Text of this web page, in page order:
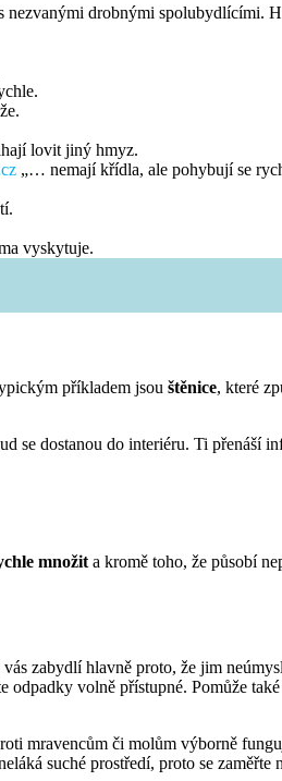
nezvanými drobnými spolubydlícími.
lovit jiný hmyz.
„… nemají křídla, ale pohybují se
vyskytuje.
příkladem jsou štěnice, které
se dostanou do interiéru. Ti přenáší
množit a kromě toho, že působí
zabydlí hlavně proto, že jim
volně přístupné. Pomůže
mravencům či molům výborně
suché prostředí, proto se